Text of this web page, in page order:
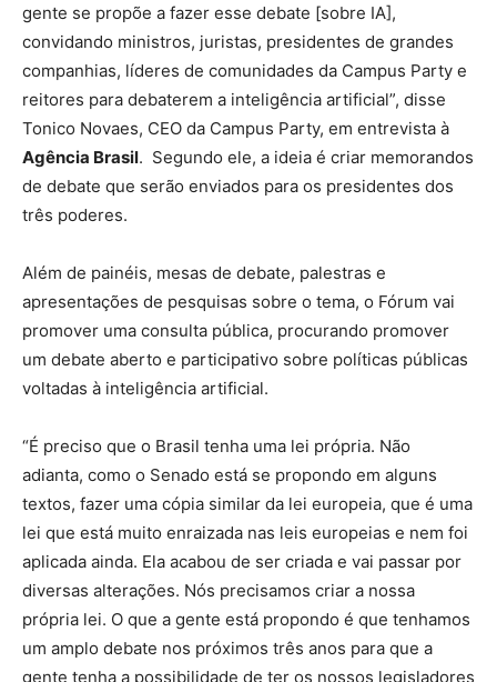
gente se propõe a fazer esse debate [sobre IA],
convidando ministros, juristas, presidentes de grandes
companhias, líderes de comunidades da Campus Party e
reitores para debaterem a inteligência artificial”, disse
Tonico Novaes, CEO da Campus Party, em entrevista à
Agência Brasil. Segundo ele, a ideia é criar memorandos
de debate que serão enviados para os presidentes dos
três poderes.
Além de painéis, mesas de debate, palestras e
apresentações de pesquisas sobre o tema, o Fórum vai
promover uma consulta pública, procurando promover
um debate aberto e participativo sobre políticas públicas
voltadas à inteligência artificial.
“É preciso que o Brasil tenha uma lei própria. Não
adianta, como o Senado está se propondo em alguns
textos, fazer uma cópia similar da lei europeia, que é uma
lei que está muito enraizada nas leis europeias e nem foi
aplicada ainda. Ela acabou de ser criada e vai passar por
diversas alterações. Nós precisamos criar a nossa
própria lei. O que a gente está propondo é que tenhamos
um amplo debate nos próximos três anos para que a
gente tenha a possibilidade de ter os nossos legisladores